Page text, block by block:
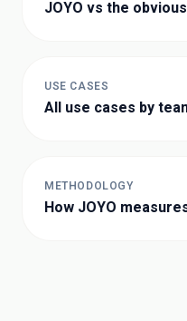
JOYO vs the
USE CASES
All use cases by
METHODOLOGY
How JOYO